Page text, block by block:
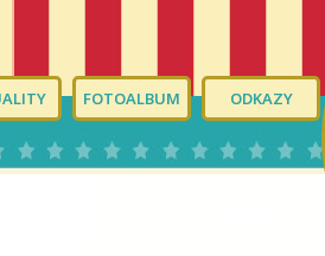
FOTOALBUM ODKAZY